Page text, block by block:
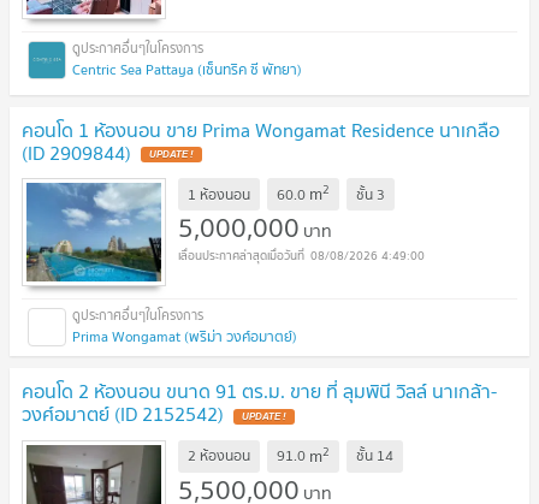
Centric Sea Pattaya (เซ็นทริค ซี พัทยา)
คอนโด 1 ห้องนอน ขาย Prima Wongamat Residence นาเกลือ
(ID 2909844) UPDATE !
1 ห้องนอน 60.0 m2 ชั้น 3
5,000,000 บาท
08/08/2026 4:49:00
Prima Wongamat (พริม่า วงศ์อมาตย์)
คอนโด 2 ห้องนอน ขนาด 91 ตร.ม. ขาย ที่ ลุมพินี วิลล์ นาเกล้า-
วงศ์อมาตย์ (ID 2152542) UPDATE !
2 ห้องนอน 91.0 m2 ชั้น 14
5,500,000 บาท